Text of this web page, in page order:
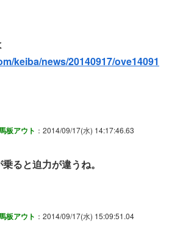
keiba/news/20140917/ove14091
板アウト ：2014/09/17(水) 14:17:46.63
ると迫力が違うね。
板アウト ：2014/09/17(水) 15:09:51.04